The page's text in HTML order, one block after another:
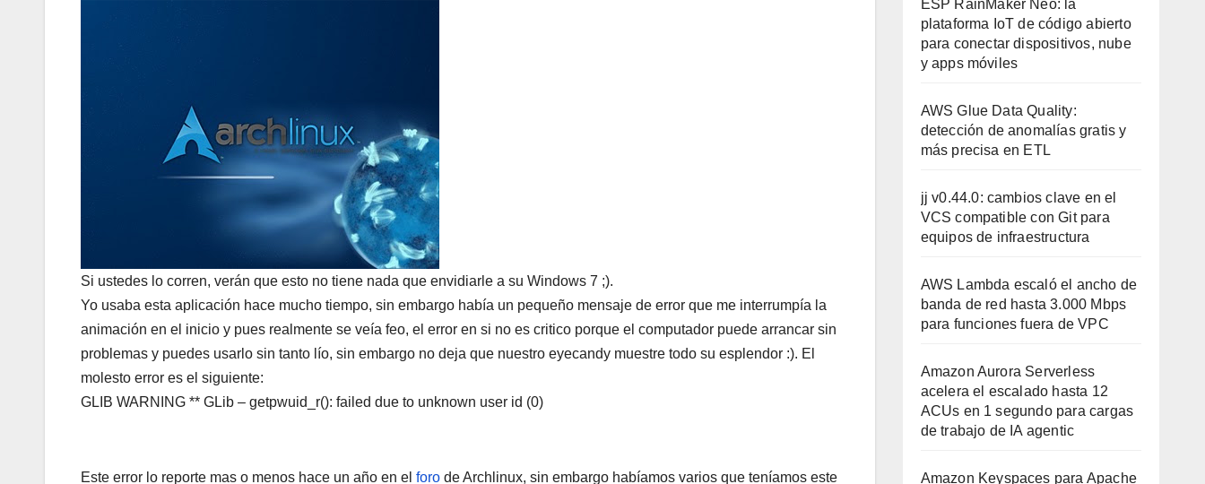
Si ustedes lo corren, verán que esto no tiene nada que envidiarle a su Windows 7 ;).
Yo usaba esta aplicación hace mucho tiempo, sin embargo había un pequeño mensaje de error que me interrumpía la
animación en el inicio y pues realmente se veía feo, el error en si no es critico porque el computador puede arrancar sin
problemas y puedes usarlo sin tanto lío, sin embargo no deja que nuestro eyecandy muestre todo su esplendor :). El
molesto error es el siguiente:
GLIB WARNING ** GLib – getpwuid_r(): failed due to unknown user id (0)
Este error lo reporte mas o menos hace un año en el foro de Archlinux, sin embargo habíamos varios que teníamos este
ESP RainMaker Neo: la
plataforma IoT de código abierto
para conectar dispositivos, nube
y apps móviles
AWS Glue Data Quality:
detección de anomalías gratis y
más precisa en ETL
jj v0.44.0: cambios clave en el
VCS compatible con Git para
equipos de infraestructura
AWS Lambda escaló el ancho de
banda de red hasta 3.000 Mbps
para funciones fuera de VPC
Amazon Aurora Serverless
acelera el escalado hasta 12
ACUs en 1 segundo para cargas
de trabajo de IA agentic
Amazon Keyspaces para Apache